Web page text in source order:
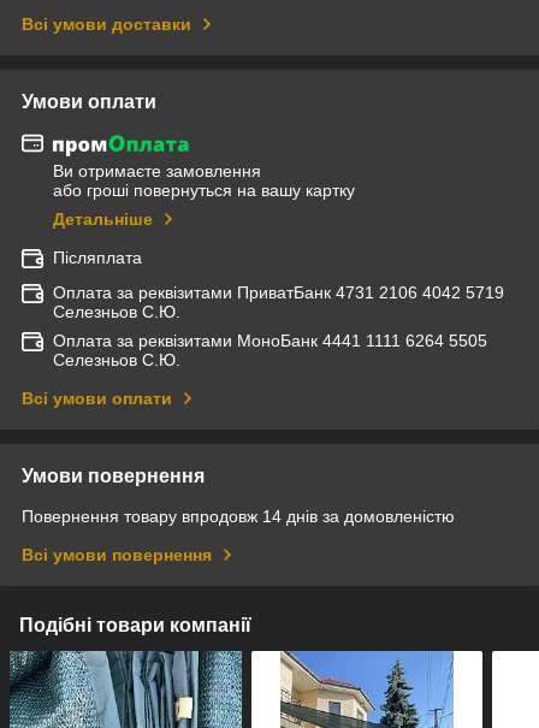
Всі умови доставки
Умови оплати
Ви отримаєте замовлення
або гроші повернуться на вашу картку
Детальніше
Післяплата
Оплата за реквізитами ПриватБанк 4731 2106 4042 5719
Селезньов С.Ю.
Оплата за реквізитами МоноБанк 4441 1111 6264 5505
Селезньов С.Ю.
Всі умови оплати
Умови повернення
Повернення товару впродовж 14 днів за домовленістю
Всі умови повернення
Подібні товари компанії